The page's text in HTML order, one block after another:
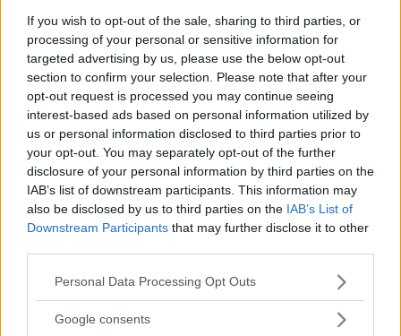
If you wish to opt-out of the sale, sharing to third parties, or
processing of your personal or sensitive information for
targeted advertising by us, please use the below opt-out
section to confirm your selection. Please note that after your
opt-out request is processed you may continue seeing
interest-based ads based on personal information utilized by
us or personal information disclosed to third parties prior to
your opt-out. You may separately opt-out of the further
disclosure of your personal information by third parties on the
IAB’s list of downstream participants. This information may
also be disclosed by us to third parties on the IAB’s List of
Downstream Participants that may further disclose it to other
Please note that this website/app uses one or more Google
not limited to your visit or usage behaviour. You may click to
Personal Data Processing Opt Outs
Google consents
che in un milione di modi appena
percettibili ci modellano e ci guidano verso
il nostro destino. È davvero impossibile
capire che quei ricordi sono solo il passato
morto, vano; che non necessariamente ci
devono incatenare?
Frasi Sull'influenza
Di
si genuflette la domenica davanti alle icone
della cultura, ma si guarda bene
dall'impegnare se stessa e le risorse per